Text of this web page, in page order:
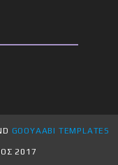
GOOYAABI TEMPLATES
2017